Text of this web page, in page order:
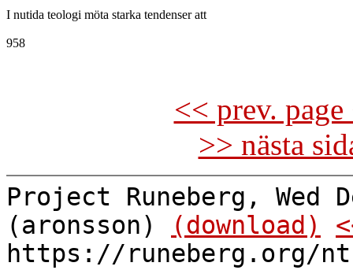
I nutida teologi möta starka tendenser att
958
<< prev.
>> nästa
Project Runeberg, Wed
(aronsson)
(download)
https://runeberg.org/